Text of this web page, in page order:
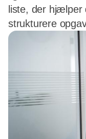
liste, der hjælper
strukturere